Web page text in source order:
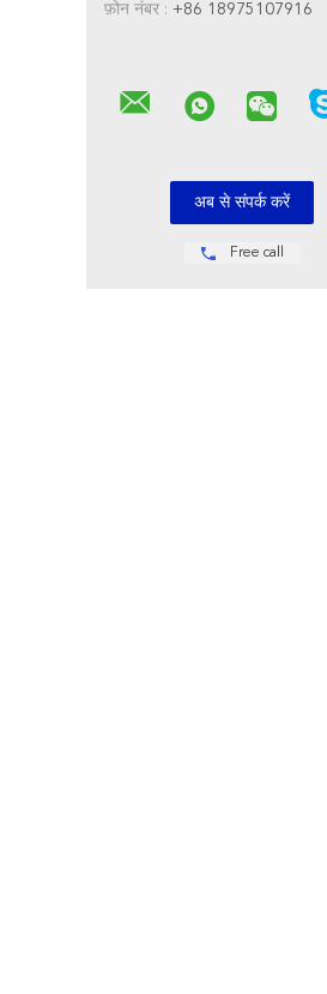
फ़ोन नंबर : +86 18975107916
Free call